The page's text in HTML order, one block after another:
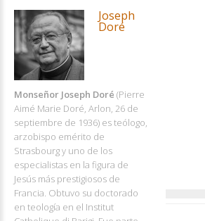
Joseph
Doré
Monseñor Joseph Doré (Pierre
Aimé Marie Doré, Arlon, 26 de
septiembre de 1936) es teólogo,
arzobispo emérito de
Strasbourg y uno de los
especialistas en la figura de
Jesús más prestigiosos de
Francia. Obtuvo su doctorado
en teología en el Institut